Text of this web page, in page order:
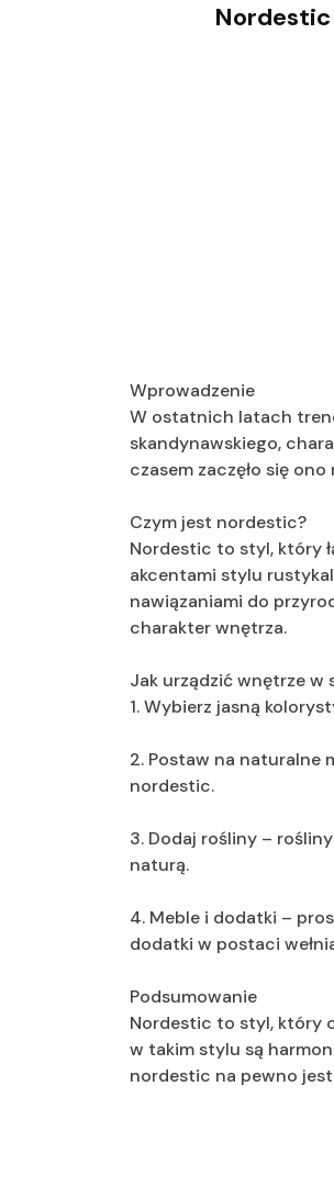
Nordestic
Wprowadzenie
W ostatnich latach
skandynawskiego,
czasem zaczęło się
Czym jest nordestic?
Nordestic to styl, który
akcentami stylu
nawiązaniami do
charakter wnętrza.
Jak urządzić wnętrze
1. Wybierz jasną
2. Postaw na naturalne
nordestic.
3. Dodaj rośliny –
naturą.
4. Meble i dodatki –
dodatki w postaci
Podsumowanie
Nordestic to styl, który
w takim stylu są
nordestic na pewno